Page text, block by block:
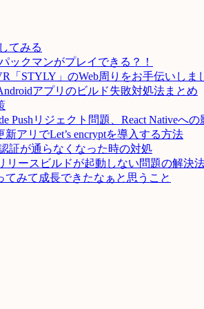
てみる
ックマンがプレイできる？！
「STYLY」のWeb周りをお手伝いしま
アプリのビルド失敗対処法まとめ
Pushリジェクト問題、React Nativeへの
新アリでLet’s encryptを導入する方法
証が通らなくなった時の対処
リースビルドが起動しない問題の解決
てみて成長できたなぁと思うこと